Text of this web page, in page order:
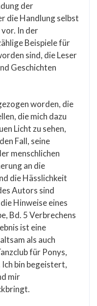
der
die Handlung selbst
In der
Beispiele für
sind, die Leser
Geschichten
worden, die
die mich dazu
Licht zu sehen,
Fall, seine
menschlichen
an die
die Hässlichkeit
Autors sind
Hinweise eines
Bd. 5 Verbrechens
ist eine
als auch
für Ponys,
Ich bin begeistert,
mir